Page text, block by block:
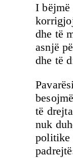
I
dhe të
asnjë
dhe të
të
nuk
politike